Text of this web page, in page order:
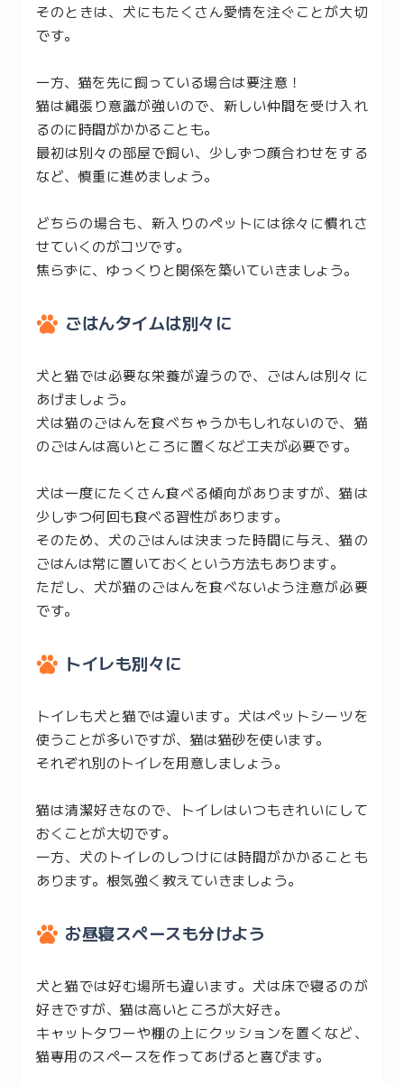
そのときは、犬にもたくさん愛情を注ぐことが大切
です。
一方、猫を先に飼っている場合は要注意！
猫は縄張り意識が強いので、新しい仲間を受け入れ
るのに時間がかかることも。
最初は別々の部屋で飼い、少しずつ顔合わせをする
など、慎重に進めましょう。
どちらの場合も、新入りのペットには徐々に慣れさ
せていくのがコツです。
焦らずに、ゆっくりと関係を築いていきましょう。
ごはんタイムは別々に
犬と猫では必要な栄養が違うので、ごはんは別々に
あげましょう。
犬は猫のごはんを食べちゃうかもしれないので、猫
のごはんは高いところに置くなど工夫が必要です。
犬は一度にたくさん食べる傾向がありますが、猫は
少しずつ何回も食べる習性があります。
そのため、犬のごはんは決まった時間に与え、猫の
ごはんは常に置いておくという方法もあります。
ただし、犬が猫のごはんを食べないよう注意が必要
です。
トイレも別々に
トイレも犬と猫では違います。犬はペットシーツを
使うことが多いですが、猫は猫砂を使います。
それぞれ別のトイレを用意しましょう。
猫は清潔好きなので、トイレはいつもきれいにして
おくことが大切です。
一方、犬のトイレのしつけには時間がかかることも
あります。根気強く教えていきましょう。
お昼寝スペースも分けよう
犬と猫では好む場所も違います。犬は床で寝るのが
好きですが、猫は高いところが大好き。
キャットタワーや棚の上にクッションを置くなど、
猫専用のスペースを作ってあげると喜びます。